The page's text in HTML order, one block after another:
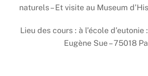
naturels – Et visite au Museum
Lieu des cours : à l’école d’eutonie
Eugène Sue – 75018